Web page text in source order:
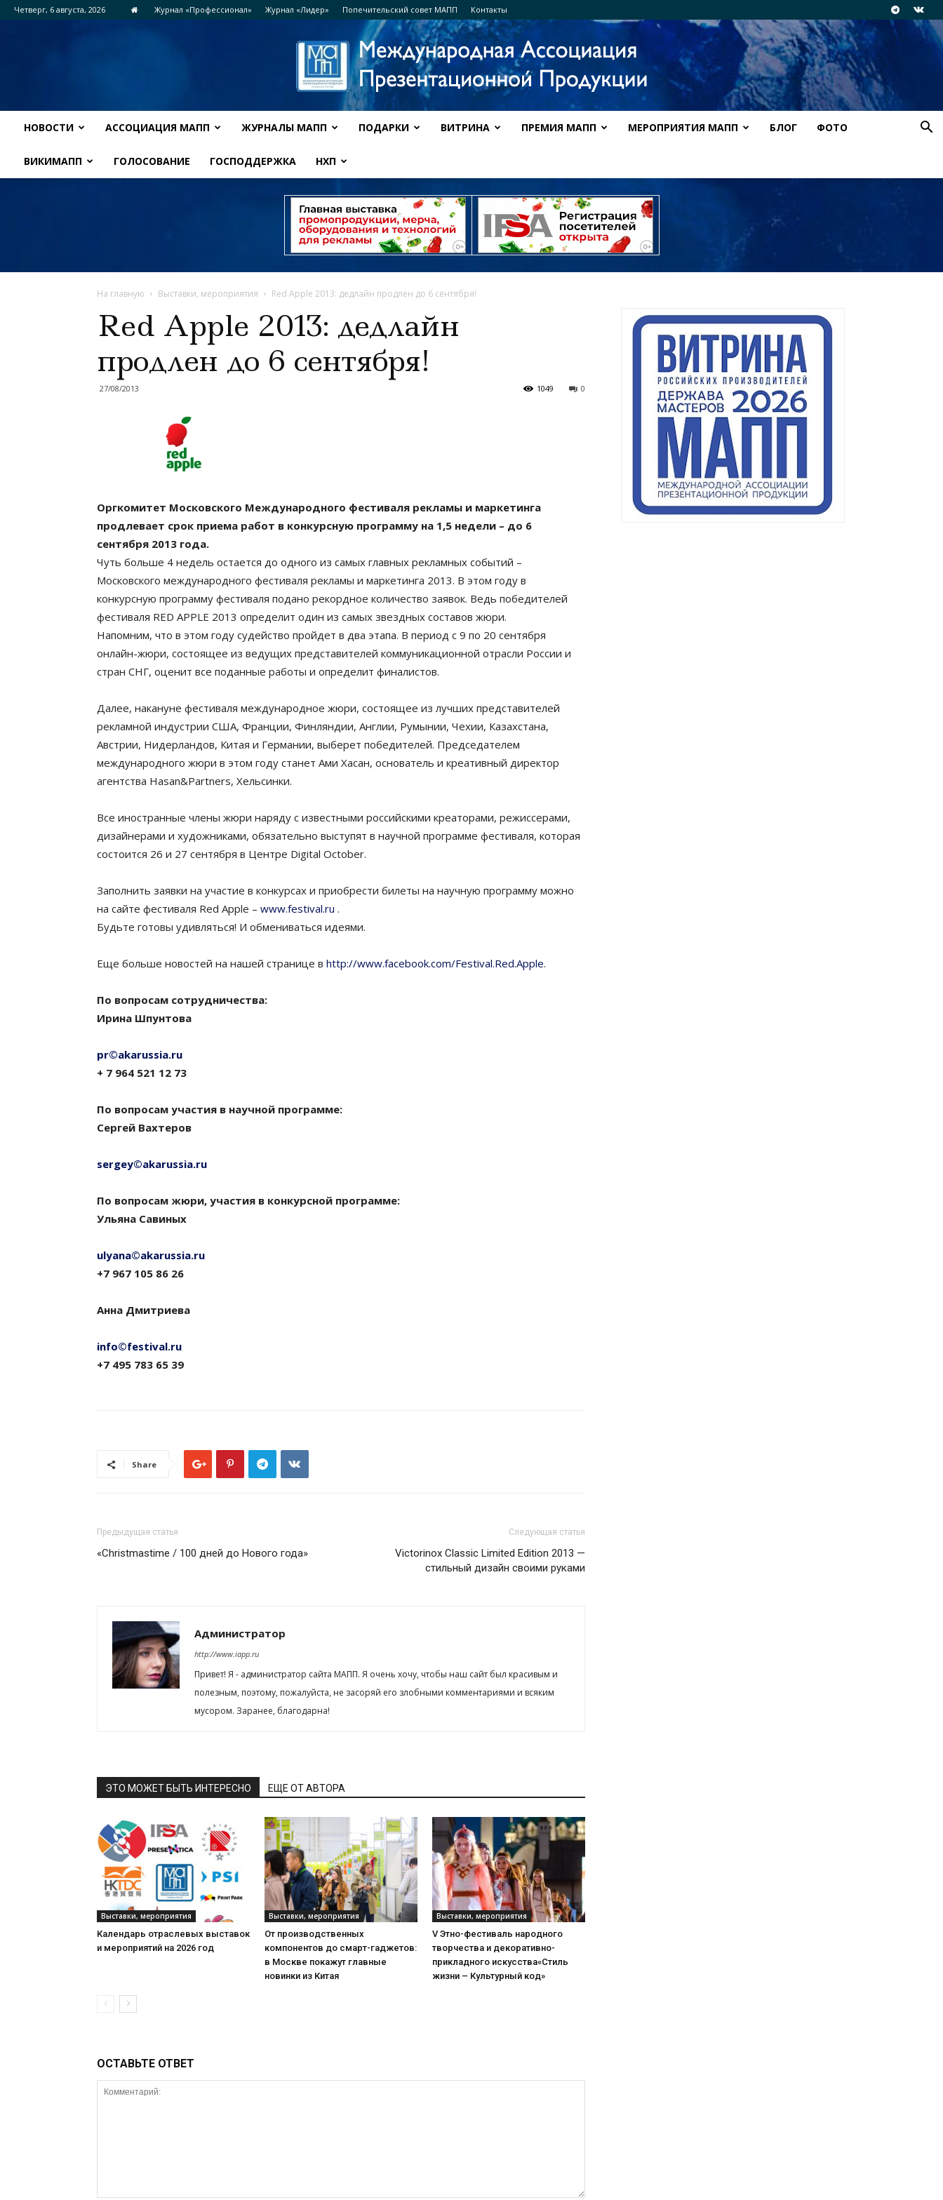
Четверг, 6 августа, 2026 Журнал «Профессионал» Журнал «Лидер» Попечительский совет МАПП Контакты
НОВОСТИ АССОЦИАЦИЯ МАПП ЖУРНАЛЫ МАПП ПОДАРКИ ВИТРИНА ПРЕМИЯ МАПП МЕРОПРИЯТИЯ МАПП БЛОГ ФОТО
ВИКИМАПП ГОЛОСОВАНИЕ ГОСПОДДЕРЖКА НХП
На главную Выставки, мероприятия Red Apple 2013: дедлайн продлен до 6 сентября!
Red Apple 2013: дедлайн
продлен до 6 сентября!
27/08/2013 0
1049
Оргкомитет Московского Международного фестиваля рекламы и маркетинга
продлевает срок приема работ в конкурсную программу на 1,5 недели – до 6
сентября 2013 года.
Чуть больше 4 недель остается до одного из самых главных рекламных событий –
Московского международного фестиваля рекламы и маркетинга 2013. В этом году в
конкурсную программу фестиваля подано рекордное количество заявок. Ведь победителей
фестиваля RED APPLE 2013 определит один из самых звездных составов жюри.
Напомним, что в этом году судейство пройдет в два этапа. В период с 9 по 20 сентября
онлайн-жюри, состоящее из ведущих представителей коммуникационной отрасли России и
стран СНГ, оценит все поданные работы и определит финалистов.
Далее, накануне фестиваля международное жюри, состоящее из лучших представителей
рекламной индустрии США, Франции, Финляндии, Англии, Румынии, Чехии, Казахстана,
Австрии, Нидерландов, Китая и Германии, выберет победителей. Председателем
международного жюри в этом году станет Ами Хасан, основатель и креативный директор
агентства Hasan&Partners, Хельсинки.
Все иностранные члены жюри наряду с известными российскими креаторами, режиссерами,
дизайнерами и художниками, обязательно выступят в научной программе фестиваля, которая
состоится 26 и 27 сентября в Центре Digital October.
Заполнить заявки на участие в конкурсах и приобрести билеты на научную программу можно
на сайте фестиваля Red Apple – www.festival.ru .
Будьте готовы удивляться! И обмениваться идеями.
Еще больше новостей на нашей странице в http://www.facebook.com/Festival.Red.Apple.
По вопросам сотрудничества:
Ирина Шпунтова
pr©akarussia.ru
+ 7 964 521 12 73
По вопросам участия в научной программе:
Сергей Вахтеров
sergey©akarussia.ru
По вопросам жюри, участия в конкурсной программе:
Ульяна Савиных
ulyana©akarussia.ru
+7 967 105 86 26
Анна Дмитриева
info©festival.ru
+7 495 783 65 39
Share
Предыдущая статья
«Christmastime / 100 дней до Нового года»
Следующая статья
Victorinox Classic Limited Edition 2013 —
стильный дизайн своими руками
Администратор
http://www.iapp.ru
Привет! Я - администратор сайта МАПП. Я очень хочу, чтобы наш сайт был красивым и
полезным, поэтому, пожалуйста, не засоряй его злобными комментариями и всяким
мусором. Заранее, благодарна!
ЭТО МОЖЕТ БЫТЬ ИНТЕРЕСНО ЕЩЕ ОТ АВТОРА
Выставки, мероприятия
Календарь отраслевых выставок
и мероприятий на 2026 год
Выставки, мероприятия
От производственных
компонентов до смарт-гаджетов:
в Москве покажут главные
новинки из Китая
Выставки, мероприятия
V Этно-фестиваль народного
творчества и декоративно-
прикладного искусства«Стиль
жизни – Культурный код»
ОСТАВЬТЕ ОТВЕТ